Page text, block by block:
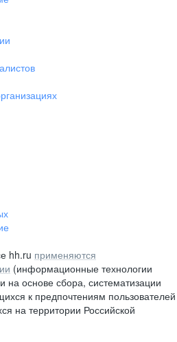
hh.ru применяются
(информационные технологии
основе сбора, систематизации
к предпочтениям пользователей
на территории Российской